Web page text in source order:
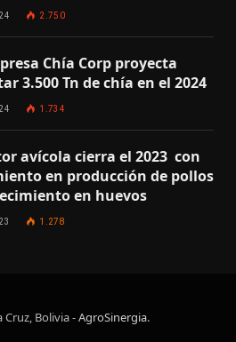
2.750
Chía Corp proyecta
3.500 Tn de chía en el 2024
1.734
avícola cierra el 2023 con
en producción de pollos
en huevos
1.278
Bolivia -AgroSinergia.